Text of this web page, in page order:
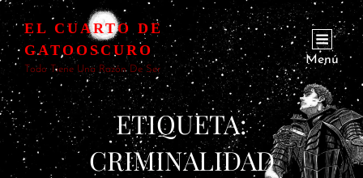
EL CUARTO DE
GATOOSCURO
Todo Tiene Una Razón De Ser
Menú
ETIQUETA:
CRIMINALIDAD